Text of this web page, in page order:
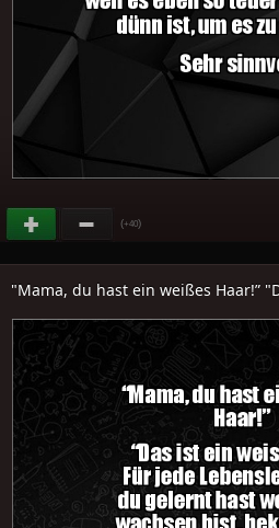
(+40)
"Mama, du hast ein weißes Haar!”